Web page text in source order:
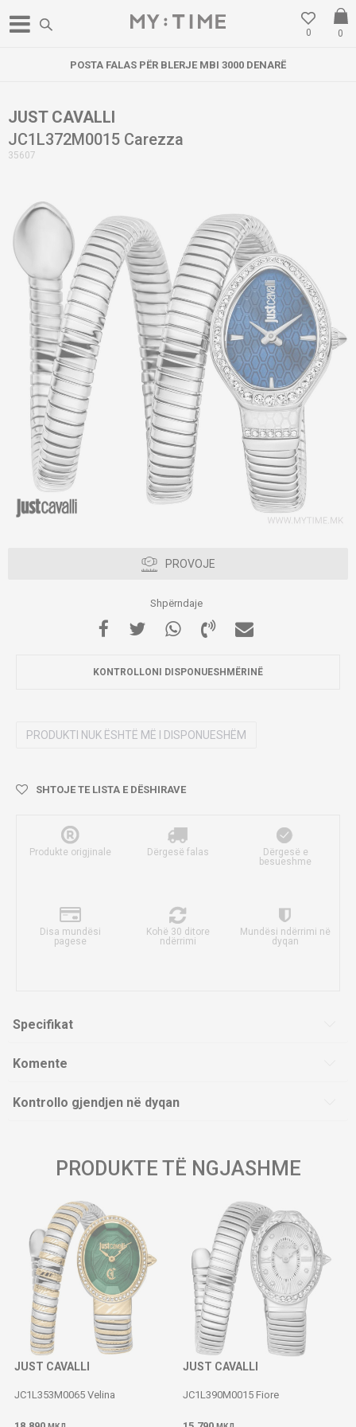
0
0
POSTA FALAS PËR BLERJE MBI 3000 DENARË
JUST CAVALLI
JC1L372M0015 Carezza
35607
PROVOJE
Shpërndaje
KONTROLLONI DISPONUESHMËRINË
PRODUKTI NUK ËSHTË MË I DISPONUESHËM
SHTOJE TE LISTA E DËSHIRAVE
Produkte origjinale Dërgesë falas
Dërgesë e
besueshme
Disa mundësi
pagese
Kohë 30 ditore
ndërrimi
Mundësi ndërrimi në
dyqan
Specifikat
Komente
Kontrollo gjendjen në dyqan
PRODUKTE TË NGJASHME
JUST CAVALLI
JC1L353M0065 Velina
JUST CAVALLI
JC1L390M0015 Fiore